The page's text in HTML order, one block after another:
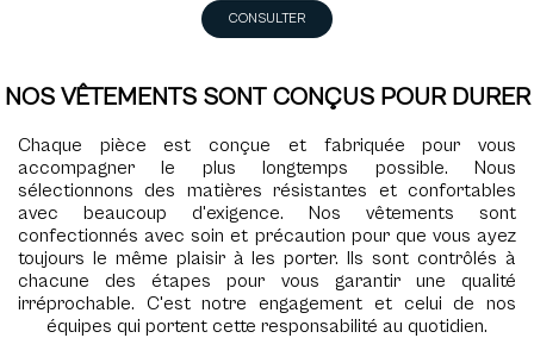
CONSULTER
NOS VÊTEMENTS SONT CONÇUS POUR DURER
Chaque pièce est conçue et fabriquée pour vous
accompagner le plus longtemps possible. Nous
sélectionnons des matières résistantes et confortables
avec beaucoup d'exigence. Nos vêtements sont
confectionnés avec soin et précaution pour que vous ayez
toujours le même plaisir à les porter. Ils sont contrôlés à
chacune des étapes pour vous garantir une qualité
irréprochable. C'est notre engagement et celui de nos
équipes qui portent cette responsabilité au quotidien.